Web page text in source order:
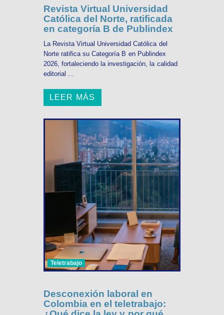
Revista Virtual Universidad
Católica del Norte, ratificada
en categoría B de Publindex
La Revista Virtual Universidad Católica del
Norte ratifica su Categoría B en Publindex
2026, fortaleciendo la investigación, la calidad
editorial ...
LEER MÁS
Teletrabajo
Desconexión laboral en
Colombia en el teletrabajo: